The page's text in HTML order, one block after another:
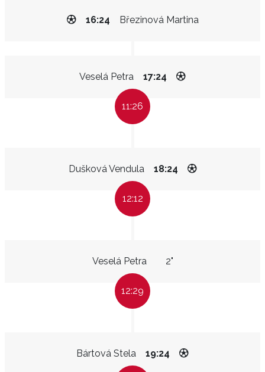
Březinová Martina
16:24
Veselá Petra 17:24
11:26
Dušková Vendula 18:24
12:12
Veselá Petra 2"
12:29
Bártová Stela 19:24